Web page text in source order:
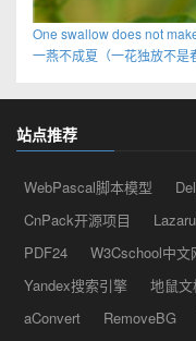
One swallow does not
一燕不成夏（一花独放不是
站点推荐
WebPascal脚本模型
CnPack开源项目
PDF24
W3Cschool中文
Yandex搜索引擎
地鼠文
aConvert
RemoveBG